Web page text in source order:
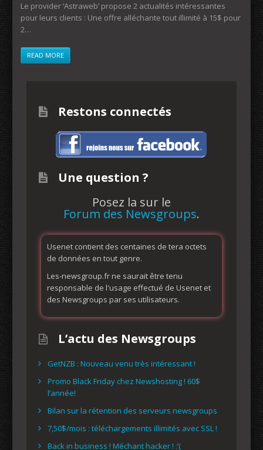
Le provider ‘Astraweb’ propose 2 actualités intéressantes
pour leurs clients : Une offre alléchante tout illimité à 15$ pour
2…
READ MORE
Restons connectés
Une question ?
Posez la sur le
Forum des Newsgroups.
Usenet contient des centaines de tera octets
de données en tout genre.
Les-newsgroup.fr ne saurait être tenu
responsable de l'usage effectué de Usenet et
des Newsgroups par ses utilisateurs.
L’actu des Newsgroups
GetNZB : Nouveau venu très intéressant !
Promo Black Friday chez Newshosting ! 60$
l’année!
Bilan sur la rétention des serveurs newsgroups
7,50$/mois : téléchargements illimités avec SSL !
Back in business ! Méchant hacker ! :’(